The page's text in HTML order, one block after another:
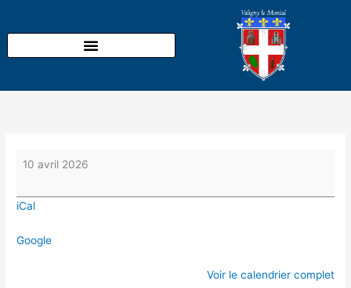
Foyer
10 avril 2026
iCal
Google
Voir le calendrier complet